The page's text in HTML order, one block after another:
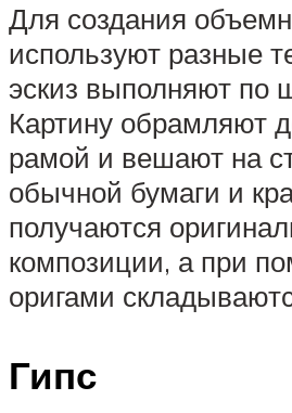
Для создания
используют разные
эскиз выполняют по
Картину обрамляют
рамой и вешают на
обычной бумаги и
получаются
композиции, а при
оригами
Гипс